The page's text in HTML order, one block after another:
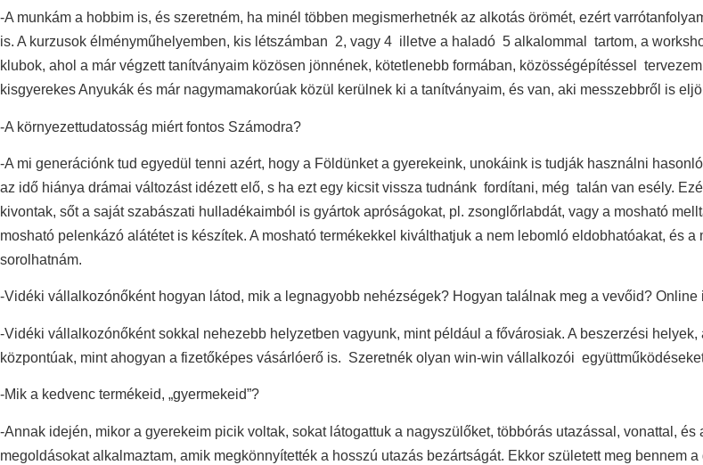
-A munkám a hobbim is, és szeretném, ha minél többen megismerhetnék az alkotás örömét, ezért
is. A kurzusok élményműhelyemben, kis létszámban 2, vagy 4 illetve a haladó 5 alkalommal tartom, a
klubok, ahol a már végzett tanítványaim közösen jönnének, kötetlenebb formában, közösségépítéssel
kisgyerekes Anyukák és már nagymamakorúak közül kerülnek ki a tanítványaim, és van, aki messzebbről is
-A környezettudatosság miért fontos Számodra?
-A mi generációnk tud egyedül tenni azért, hogy a Földünket a gyerekeink, unokáink is tudják használni
az idő hiánya drámai változást idézett elő, s ha ezt egy kicsit vissza tudnánk fordítani, még talán van esély.
kivontak, sőt a saját szabászati hulladékaimból is gyártok apróságokat, pl. zsonglőrlabdát, vagy a mosható
mosható pelenkázó alátétet is készítek. A mosható termékekkel kiválthatjuk a nem lebomló eldobhatóakat, és
sorolhatnám.
-Vidéki vállalkozónőként hogyan látod, mik a legnagyobb nehézségek? Hogyan találnak meg a vevőid?
-Vidéki vállalkozónőként sokkal nehezebb helyzetben vagyunk, mint például a fővárosiak. A beszerzési
központúak, mint ahogyan a fizetőképes vásárlóerő is. Szeretnék olyan win-win vállalkozói
-Mik a kedvenc termékeid, „gyermekeid”?
-Annak idején, mikor a gyerekeim picik voltak, sokat látogattuk a nagyszülőket, többórás utazással, vonattal,
megoldásokat alkalmaztam, amik megkönnyítették a hosszú utazás bezártságát. Ekkor született meg bennem